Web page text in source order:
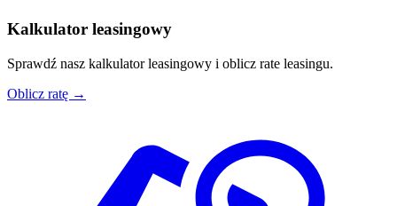
Kalkulator leasingowy
Sprawdź nasz kalkulator leasingowy i oblicz rate leasingu.
Oblicz ratę →